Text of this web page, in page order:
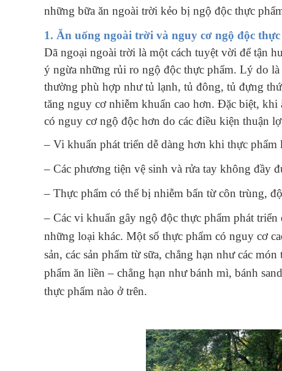
những bữa ăn ngoài trời kẻo bị ngộ độc thực
1. Ăn uống ngoài trời và nguy cơ ngộ độc
Dã ngoại ngoài trời là một cách tuyệt vời để tận
ý ngừa những rủi ro ngộ độc thực phẩm. Lý do
thường phù hợp như tủ lạnh, tủ đông, tủ đựng
tăng nguy cơ nhiễm khuẩn cao hơn. Đặc biệt,
có nguy cơ ngộ độc hơn do các điều kiện thuận
– Vi khuẩn phát triển dễ dàng hơn khi thực
– Các phương tiện vệ sinh và rửa tay không đầy
– Thực phẩm có thể bị nhiễm bẩn từ côn trùng,
– Các vi khuẩn gây ngộ độc thực phẩm phát
những loại khác. Một số thực phẩm có nguy cơ
sản, các sản phẩm từ sữa, chẳng hạn như các
phẩm ăn liền – chẳng hạn như bánh mì, bánh
thực phẩm nào ở trên.